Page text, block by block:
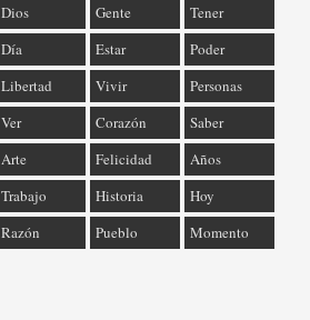
Dios Gente
Tener
Día Estar
Poder
Libertad Vivir
Personas
Ver Corazón
Saber
Arte Felicidad
Años
Trabajo Historia
Hoy
Razón Pueblo Momento